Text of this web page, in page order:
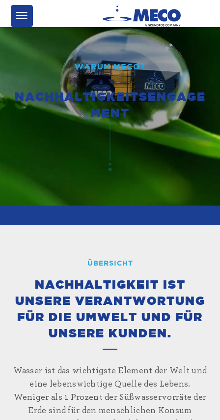
WARUM MECO?
NACHHALTIGKEITSENGAGE
MENT
ÜBERSICHT
NACHHALTIGKEIT IST
UNSERE VERANTWORTUNG
FÜR DIE UMWELT UND FÜR
UNSERE KUNDEN.
Wasser ist das wichtigste Element der Welt und
eine lebenswichtige Quelle des Lebens.
Weniger als 1 Prozent der Süßwasservorräte der
Erde sind für den menschlichen Konsum